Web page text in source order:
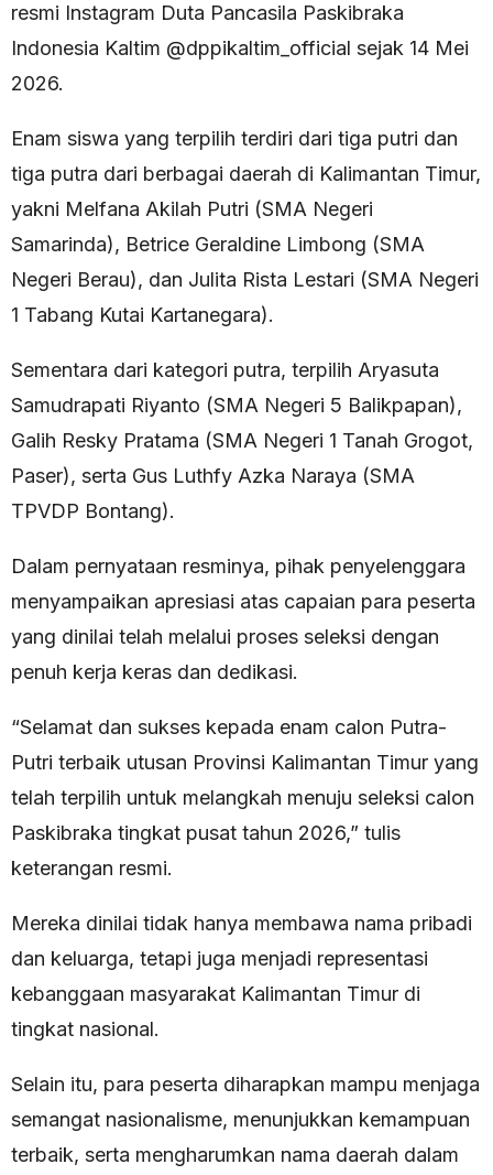
resmi Instagram Duta Pancasila Paskibraka
Indonesia Kaltim @dppikaltim_official sejak 14 Mei
2026.
Enam siswa yang terpilih terdiri dari tiga putri dan
tiga putra dari berbagai daerah di Kalimantan Timur,
yakni Melfana Akilah Putri (SMA Negeri
Samarinda), Betrice Geraldine Limbong (SMA
Negeri Berau), dan Julita Rista Lestari (SMA Negeri
1 Tabang Kutai Kartanegara).
Sementara dari kategori putra, terpilih Aryasuta
Samudrapati Riyanto (SMA Negeri 5 Balikpapan),
Galih Resky Pratama (SMA Negeri 1 Tanah Grogot,
Paser), serta Gus Luthfy Azka Naraya (SMA
TPVDP Bontang).
Dalam pernyataan resminya, pihak penyelenggara
menyampaikan apresiasi atas capaian para peserta
yang dinilai telah melalui proses seleksi dengan
penuh kerja keras dan dedikasi.
“Selamat dan sukses kepada enam calon Putra-
Putri terbaik utusan Provinsi Kalimantan Timur yang
telah terpilih untuk melangkah menuju seleksi calon
Paskibraka tingkat pusat tahun 2026,” tulis
keterangan resmi.
Mereka dinilai tidak hanya membawa nama pribadi
dan keluarga, tetapi juga menjadi representasi
kebanggaan masyarakat Kalimantan Timur di
tingkat nasional.
Selain itu, para peserta diharapkan mampu menjaga
semangat nasionalisme, menunjukkan kemampuan
terbaik, serta mengharumkan nama daerah dalam